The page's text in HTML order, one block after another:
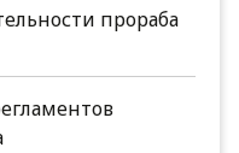
прораба